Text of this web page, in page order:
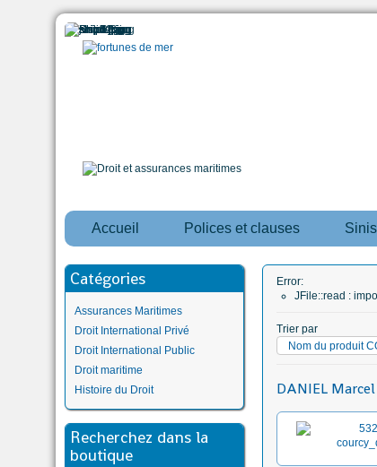
Accueil Polices et clauses
Catégories
Assurances Maritimes
Droit International Privé
Droit International Public
Droit maritime
Histoire du Droit
Recherchez dans la
boutique
Error:
JFile::read :
Trier par
Nom du produit
DANIEL Marcel